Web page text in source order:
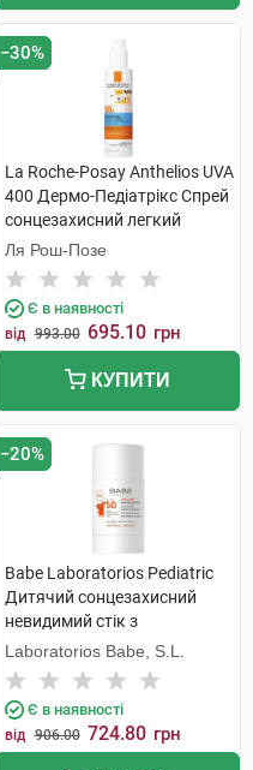
−30%
La Roche-Posay Anthelios UVA
400 Дермо-Педіатрікс Спрей
сонцезахисний легкий
дитячий SPF50+ 200 мл 1
флакон
Ля Рош-Позе
Є в наявності
від 993.00 695.10 грн
КУПИТИ
−20%
Babe Laboratorios Pediatric
Дитячий сонцезахисний
невидимий стік з
пантенолом і пребіотиком
SPF50 30 г 1 стік
Laboratorios Babe, S.L.
Є в наявності
від 906.00 724.80 грн